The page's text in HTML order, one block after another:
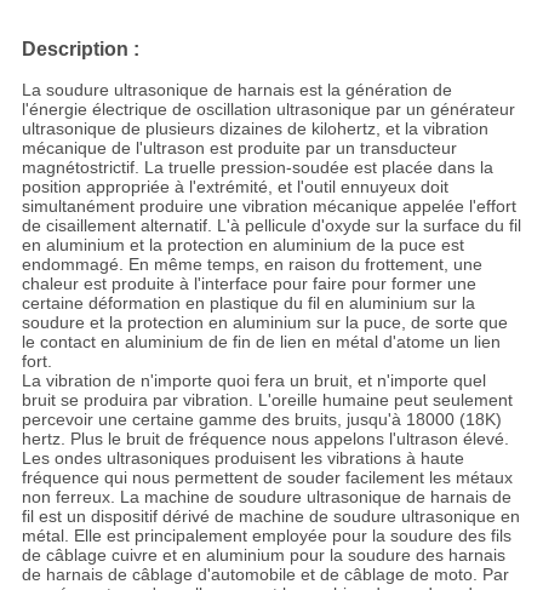
Description :
La soudure ultrasonique de harnais est la génération de
l'énergie électrique de oscillation ultrasonique par un générateur
ultrasonique de plusieurs dizaines de kilohertz, et la vibration
mécanique de l'ultrason est produite par un transducteur
magnétostrictif. La truelle pression-soudée est placée dans la
position appropriée à l'extrémité, et l'outil ennuyeux doit
simultanément produire une vibration mécanique appelée l'effort
de cisaillement alternatif. L'à pellicule d'oxyde sur la surface du fil
en aluminium et la protection en aluminium de la puce est
endommagé. En même temps, en raison du frottement, une
chaleur est produite à l'interface pour faire pour former une
certaine déformation en plastique du fil en aluminium sur la
soudure et la protection en aluminium sur la puce, de sorte que
le contact en aluminium de fin de lien en métal d'atome un lien
fort.
La vibration de n'importe quoi fera un bruit, et n'importe quel
bruit se produira par vibration. L'oreille humaine peut seulement
percevoir une certaine gamme des bruits, jusqu'à 18000 (18K)
hertz. Plus le bruit de fréquence nous appelons l'ultrason élevé.
Les ondes ultrasoniques produisent les vibrations à haute
fréquence qui nous permettent de souder facilement les métaux
non ferreux. La machine de soudure ultrasonique de harnais de
fil est un dispositif dérivé de machine de soudure ultrasonique en
métal. Elle est principalement employée pour la soudure des fils
de câblage cuivre et en aluminium pour la soudure des harnais
de harnais de câblage d'automobile et de câblage de moto. Par